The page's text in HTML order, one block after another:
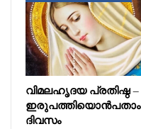
വിമലഹൃദയ പ്രതിഷ്ഠ –
ഇരുപത്തിയൊൻപതാം
ദിവസം